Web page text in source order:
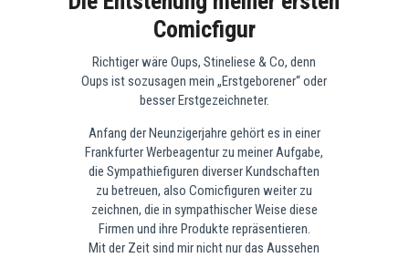
Comicfigur
Richtiger wäre Oups, Stineliese & Co, denn
Oups ist sozusagen mein „Erstgeborener“ oder
besser Erstgezeichneter.
Anfang der Neunzigerjahre gehört es in einer
Frankfurter Werbeagentur zu meiner Aufgabe,
die Sympathiefiguren diverser Kundschaften
zu betreuen, also Comicfiguren weiter zu
zeichnen, die in sympathischer Weise diese
Firmen und ihre Produkte repräsentieren.
Mit der Zeit sind mir nicht nur das Aussehen